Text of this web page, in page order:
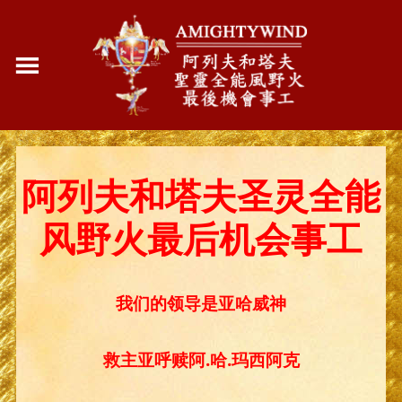
阿列夫和塔夫圣灵全能
风野火最后机会事工
我们的领导是亚哈威神
救主亚呼赎阿.哈.玛西阿克